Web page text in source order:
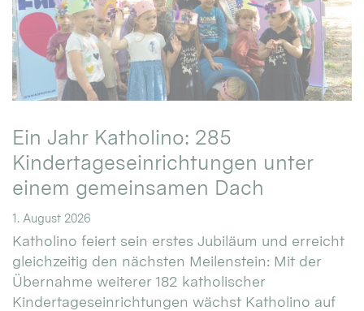
Ein Jahr Katholino: 285
Kindertageseinrichtungen unter
einem gemeinsamen Dach
1. August 2026
Katholino feiert sein erstes Jubiläum und erreicht
gleichzeitig den nächsten Meilenstein: Mit der
Übernahme weiterer 182 katholischer
Kindertageseinrichtungen wächst Katholino auf